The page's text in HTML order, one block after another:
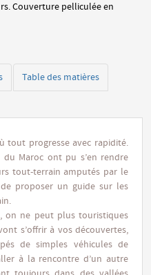
Couverture pelliculée en
Table des matières
tout progresse avec rapidité.
Maroc ont pu s’en rendre
tout-terrain amputés par le
de proposer un guide sur les
on ne peut plus touristiques
s’offrir à vos découvertes,
de simples véhicules de
à la rencontre d’un autre